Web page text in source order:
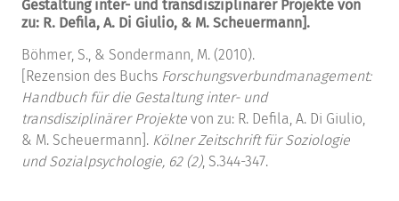
Gestaltung inter- und transdisziplinärer Projekte von
zu: R. Defila, A. Di Giulio, & M. Scheuermann].
Böhmer, S., & Sondermann, M. (2010).
[Rezension des Buchs Forschungsverbundmanagement:
Handbuch für die Gestaltung inter- und
transdisziplinärer Projekte von zu: R. Defila, A. Di Giulio,
& M. Scheuermann]. Kölner Zeitschrift für Soziologie
und Sozialpsychologie, 62 (2), S.344-347.